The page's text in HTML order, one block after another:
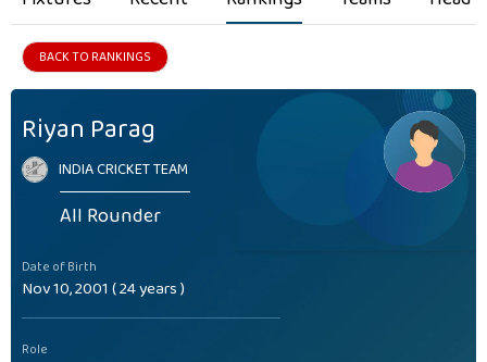
BACK TO RANKINGS
Riyan Parag
INDIA CRICKET TEAM
All Rounder
Date of Birth
Nov 10, 2001 ( 24 years )
Role